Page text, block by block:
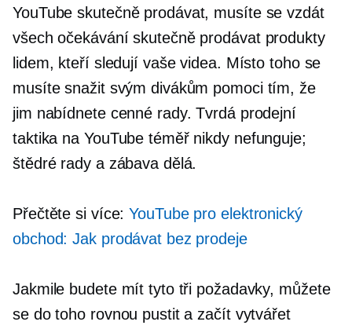
YouTube skutečně prodávat, musíte se vzdát
všech očekávání skutečně prodávat produkty
lidem, kteří sledují vaše videa. Místo toho se
musíte snažit svým divákům pomoci tím, že
jim nabídnete cenné rady. Tvrdá prodejní
taktika na YouTube téměř nikdy nefunguje;
štědré rady a zábava dělá.
Přečtěte si více:YouTube pro elektronický
obchod: Jak prodávat bez prodeje
Jakmile budete mít tyto tři požadavky, můžete
se do toho rovnou pustit a začít vytvářet